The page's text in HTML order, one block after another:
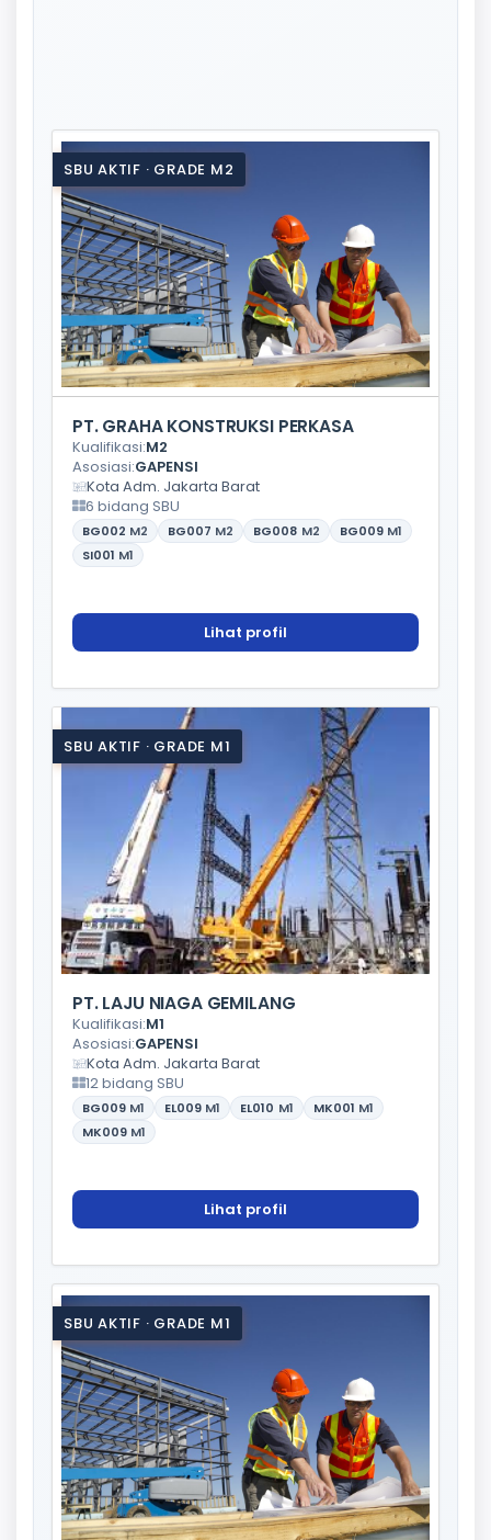
SBU AKTIF · GRADE M2
PT. GRAHA KONSTRUKSI PERKASA
Kualifikasi:M2
Asosiasi:GAPENSI
Kota Adm. Jakarta Barat
6 bidang SBU
BG002 M2 BG007 M2 BG008 M2 BG009 M1
SI001 M1
Lihat profil
SBU AKTIF · GRADE M1
PT. LAJU NIAGA GEMILANG
Kualifikasi:M1
Asosiasi:GAPENSI
Kota Adm. Jakarta Barat
12 bidang SBU
BG009 M1 EL009 M1 EL010 M1 MK001 M1
MK009 M1
Lihat profil
SBU AKTIF · GRADE M1